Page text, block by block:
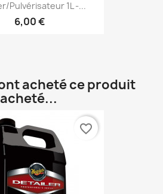
Pulvérisateur 1L -...
6,00 €
acheté ce produit
favorite_border